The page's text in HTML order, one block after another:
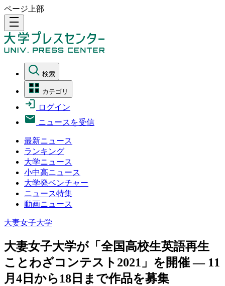
ページ上部
density_medium
検索
カテゴリ
ログイン
ニュースを受信
最新ニュース
ランキング
大学ニュース
小中高ニュース
大学発ベンチャー
ニュース特集
動画ニュース
大妻女子大学
大妻女子大学が「全国高校生英語再生
ことわざコンテスト2021」を開催 — 11
月4日から18日まで作品を募集